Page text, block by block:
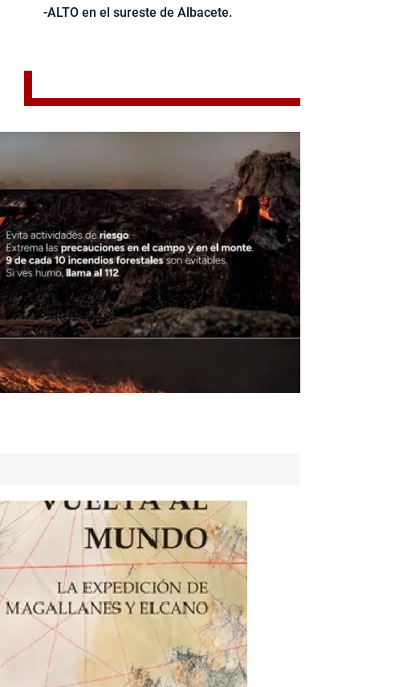
-ALTO en el sureste de Albacete.